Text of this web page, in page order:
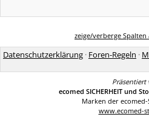
zeige/verberge Spalten
Datenschutzerklärung · Foren-Regeln ·
Präsentiert
ecomed SICHERHEIT und
Marken der
www.ecomed-